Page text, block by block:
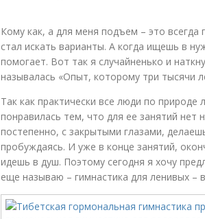
Кому как, а для меня подъем – это
стал искать варианты. А когда ищешь в
помогает. Вот так я случайненько и
называлась «Опыт, которому три тысячи
Так как практически все люди по
понравилась тем, что для ее занятий нет
постепенно, с закрытыми глазами,
пробуждаясь. И уже в конце занятий,
идешь в душ. Поэтому сегодня я хочу
еще называю – гимнастика для ленивых –